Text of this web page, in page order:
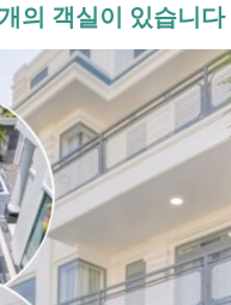
의 객실이 있습니다